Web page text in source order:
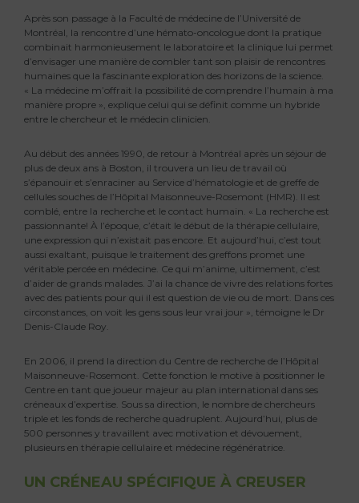
Après son passage à la Faculté de médecine de l’Université de
Montréal, la rencontre d’une hémato-oncologue dont la pratique
combinait harmonieusement le laboratoire et la clinique lui permet
d’envisager une manière de combler tant son plaisir de rencontres
humaines que la fascinante exploration des horizons de la science.
« La médecine m’offrait la possibilité de comprendre l’humain à ma
manière propre », explique celui qui se définit comme un hybride
entre le chercheur et le médecin clinicien.
Au début des années 1990, de retour à Montréal après un séjour de
plus de deux ans à Boston, il trouvera un lieu de travail où
s’épanouir et s’enraciner au Service d’hématologie et de greffe de
cellules souches de l’Hôpital Maisonneuve-Rosemont (HMR). Il est
comblé, entre la recherche et le contact humain. « La recherche est
passionnante! À l’époque, c’était le début de la thérapie cellulaire,
une expression qui n’existait pas encore. Et aujourd’hui, c’est tout
aussi exaltant, puisque le traitement des greffons promet une
véritable percée en médecine. Ce qui m’anime, ultimement, c’est
d’aider de grands malades. J’ai la chance de vivre des relations fortes
avec des patients pour qui il est question de vie ou de mort. Dans ces
circonstances, on voit les gens sous leur vrai jour », témoigne le Dr
Denis-Claude Roy.
En 2006, il prend la direction du Centre de recherche de l’Hôpital
Maisonneuve-Rosemont. Cette fonction le motive à positionner le
Centre en tant que joueur majeur au plan international dans ses
créneaux d’expertise. Sous sa direction, le nombre de chercheurs
triple et les fonds de recherche quadruplent. Aujourd’hui, plus de
500 personnes y travaillent avec motivation et dévouement,
plusieurs en thérapie cellulaire et médecine régénératrice.
UN CRÉNEAU SPÉCIFIQUE À CREUSER